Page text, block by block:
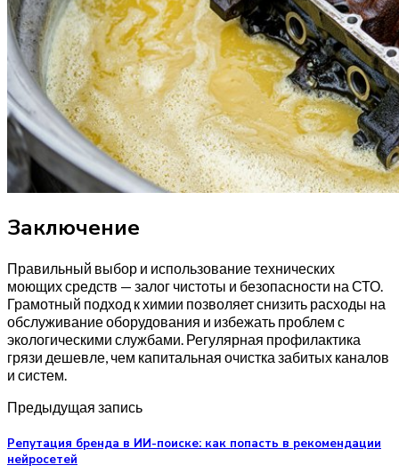
Заключение
Правильный выбор и использование технических
моющих средств — залог чистоты и безопасности на СТО.
Грамотный подход к химии позволяет снизить расходы на
обслуживание оборудования и избежать проблем с
экологическими службами. Регулярная профилактика
грязи дешевле, чем капитальная очистка забитых каналов
и систем.
Предыдущая запись
Репутация бренда в ИИ-поиске: как попасть в рекомендации
нейросетей